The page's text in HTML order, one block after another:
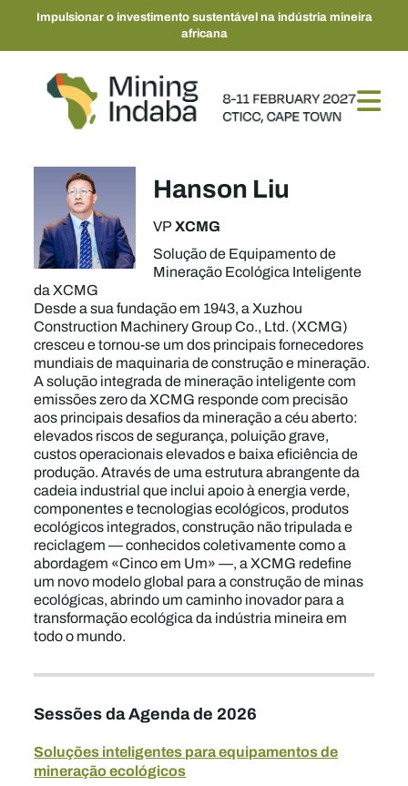
Impulsionar o investimento sustentável na indústria mineira
africana
Hanson Liu
VPXCMG
Solução de Equipamento de
Mineração Ecológica Inteligente
da XCMG
Desde a sua fundação em 1943, a Xuzhou
Construction Machinery Group Co., Ltd. (XCMG)
cresceu e tornou-se um dos principais fornecedores
mundiais de maquinaria de construção e mineração.
A solução integrada de mineração inteligente com
emissões zero da XCMG responde com precisão
aos principais desafios da mineração a céu aberto:
elevados riscos de segurança, poluição grave,
custos operacionais elevados e baixa eficiência de
produção. Através de uma estrutura abrangente da
cadeia industrial que inclui apoio à energia verde,
componentes e tecnologias ecológicos, produtos
ecológicos integrados, construção não tripulada e
reciclagem — conhecidos coletivamente como a
abordagem «Cinco em Um» —, a XCMG redefine
um novo modelo global para a construção de minas
ecológicas, abrindo um caminho inovador para a
transformação ecológica da indústria mineira em
todo o mundo.
Sessões da Agenda de 2026
Soluções inteligentes para equipamentos de
mineração ecológicos